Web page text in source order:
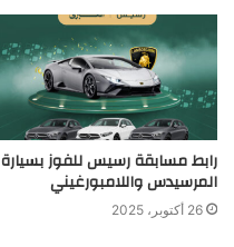
رابط مسابقة رسيس للفوز بسيارة
المرسيدس واللامبورغيني
26 أكتوبر، 2025